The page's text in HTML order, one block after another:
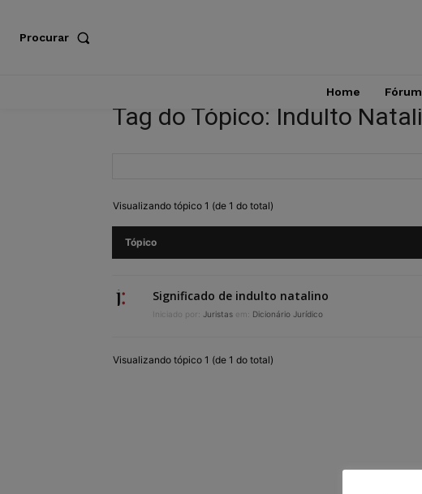
Procurar
Home Fórum
Tag do Tópico: Indulto
Visualizando tópico 1 (de 1 do total)
Tópico
Significado de indulto natalino
Iniciado por: Juristas em: Dicionário Jurídico
Visualizando tópico 1 (de 1 do total)